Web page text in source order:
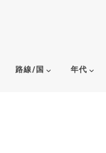
路線/国 年代